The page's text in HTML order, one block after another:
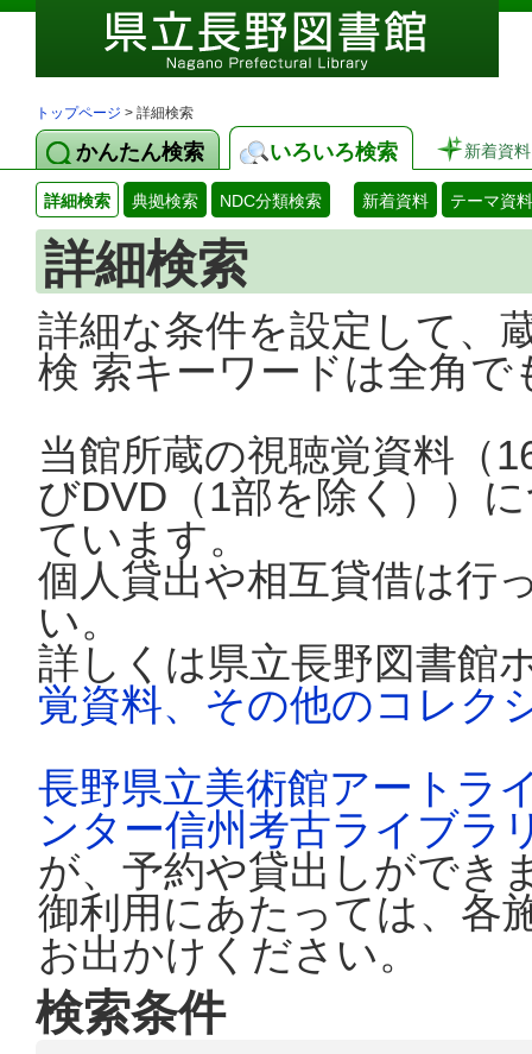
トップページ > 詳細検索
かんたん検索 いろいろ検索 新着資料
詳細検索 典拠検索 NDC分類検索 新着資料 テーマ資料
詳細検索
詳細な条件を設定して、
検 索キーワードは全角
当館所蔵の視聴覚資料（
びDVD（1部を除く））
ています。
個人貸出や相互貸借は行
い。
詳しくは県立長野図書館
覚資料、その他のコレク
長野県立美術館アートラ
ンター信州考古ライブラ
が、予約や貸出しができ
御利用にあたっては、各
お出かけください。
検索条件